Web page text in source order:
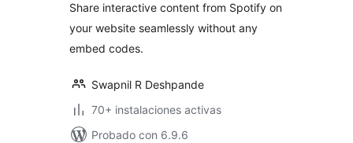
Share interactive content from Spotify on
your website seamlessly without any
embed codes.
Swapnil R Deshpande
70+ instalaciones activas
Probado con 6.9.6